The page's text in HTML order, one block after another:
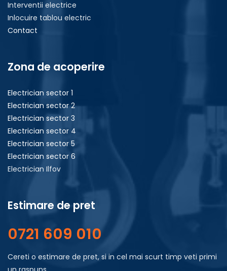
Interventii electrice
Inlocuire tablou electric
Contact
Zona de acoperire
Electrician sector 1
Electrician sector 2
Electrician sector 3
Electrician sector 4
Electrician sector 5
Electrician sector 6
Electrician Ilfov
Estimare de pret
0721 609 010
Cereti o estimare de pret, si in cel mai scurt timp veti primi